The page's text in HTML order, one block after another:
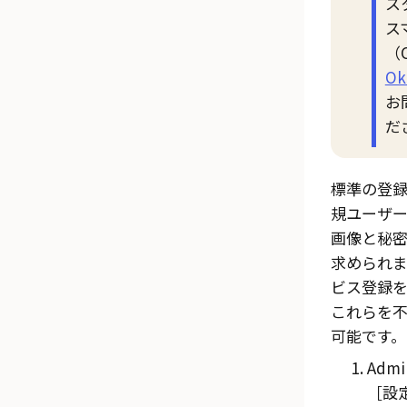
ス
お
だ
標準の登
規ユーザ
画像と秘
求められ
ビス登録
これらを
可能です。
設